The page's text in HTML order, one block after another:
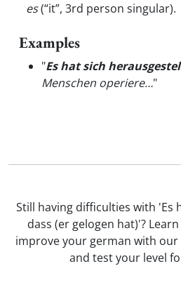
es(“it”, 3rd person singular).
Examples
"Es hat sich
Menschen operiere…"
Still having difficulties with 'Es
dass (er gelogen hat)'?
improve your german with
and test your level